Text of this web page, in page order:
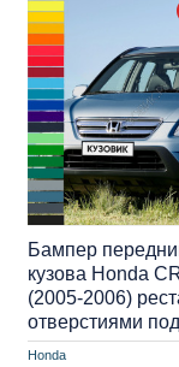
Honda
Бампер
кузова Honda
(2005-2006)
отверстиями